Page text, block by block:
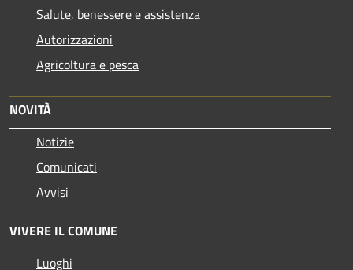
Salute, benessere e assistenza
Autorizzazioni
Agricoltura e pesca
NOVITÀ
Notizie
Comunicati
Avvisi
VIVERE IL COMUNE
Luoghi